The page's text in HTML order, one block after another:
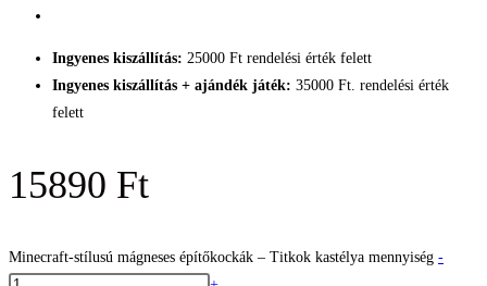
Ingyenes kiszállítás: 25000 Ft rendelési érték felett
Ingyenes kiszállítás + ajándék játék: 35000 Ft. rendelési érték
felett
15890 Ft
Minecraft-stílusú mágneses építőkockák – Titkok kastélya mennyiség -